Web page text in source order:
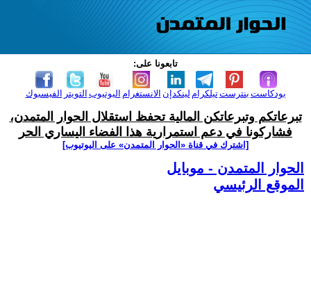
تابعونا على:
الفيسبوك التويتر اليوتيوب الانستغرام لينكدإن تيلكرامبنترست بودكاست
تبرعاتكم وتبرعاتكن المالية تحفظ استقلال الحوار المتمدن،
فشاركونا في دعم استمرارية هذا الفضاء اليساري الحر
[اشترك في قناة ‫«الحوار المتمدن» على اليوتيوب]
الحوار المتمدن - موبايل
الموقع الرئيسي